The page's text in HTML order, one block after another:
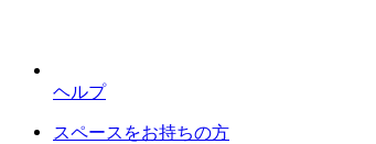
ヘルプ
スペースをお持ちの方